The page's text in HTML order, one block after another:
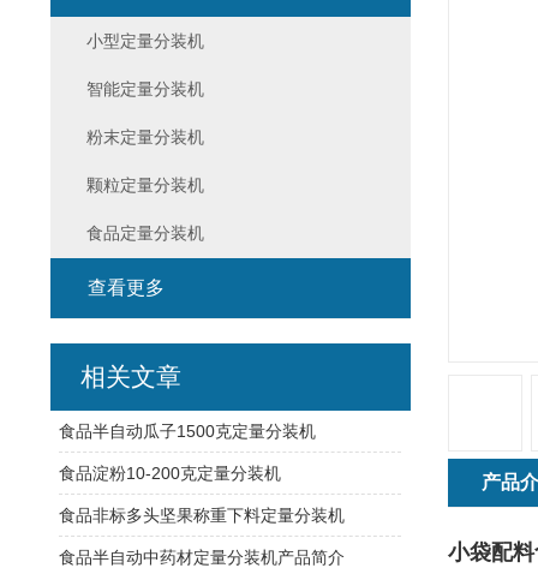
产品
小袋配
小型定量分装机
智能定量分装机
粉末定量分装机
颗粒定量分装机
食品定量分装机
查看更多
相关文章
食品半自动瓜子1500克定量分装机
食品淀粉10-200克定量分装机
食品非标多头坚果称重下料定量分装机
食品半自动中药材定量分装机产品简介